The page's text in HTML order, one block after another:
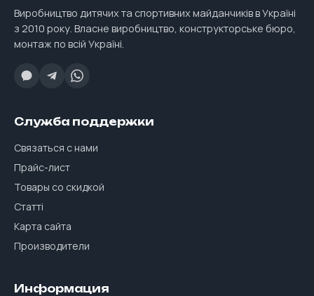
Виробництво дитячих та спортивних майданчиків в Україні
з 2010 року. Власне виробництво, конструкторське бюро,
монтаж по всій Україні.
Служба поддержки
Связаться с нами
Прайс-лист
Товары со скидкой
Статті
Карта сайта
Производители
Информация